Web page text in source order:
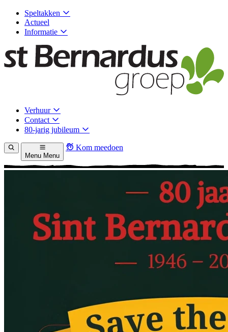
Speltakken
Actueel
Informatie
Verhuur
Contact
80-jarig jubileum
Menu Menu
Kom meedoen